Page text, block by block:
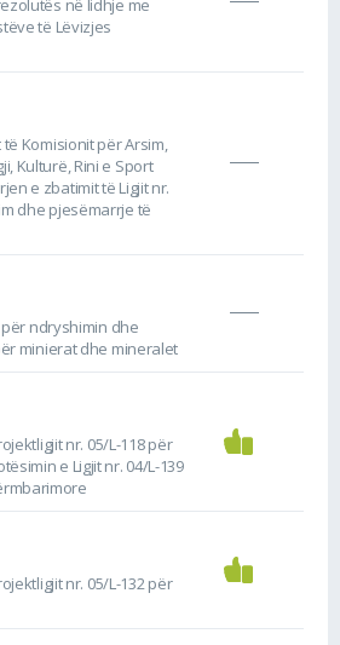
në lidhje me
të Lëvizjes
Komisionit për Arsim,
Kulturë, Rini e Sport
e zbatimit të Ligjit nr.
dhe pjesëmarrje të
ndryshimin dhe
minierat dhe mineralet
nr. 05/L-118 për
e Ligjit nr. 04/L-139
nr. 05/L-132 për